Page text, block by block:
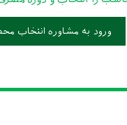
ورود به مشاوره‌ انتخاب